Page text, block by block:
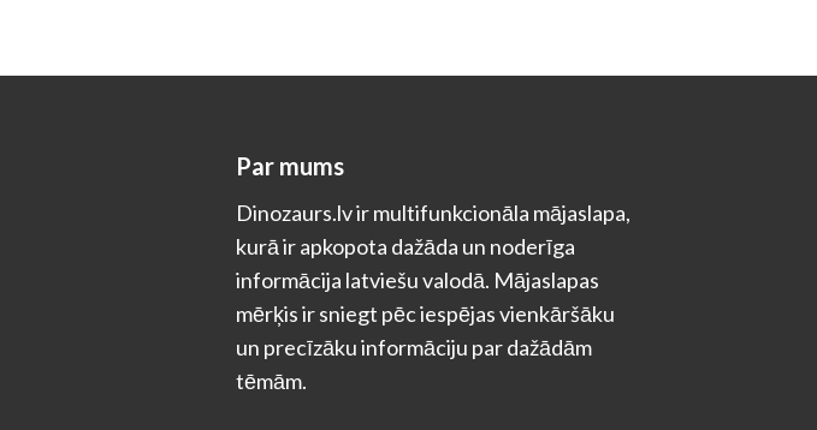
Par mums
Dinozaurs.lv ir multifunkcionāla mājaslapa,
kurā ir apkopota dažāda un noderīga
informācija latviešu valodā. Mājaslapas
mērķis ir sniegt pēc iespējas vienkāršāku
un precīzāku informāciju par dažādām
tēmām.